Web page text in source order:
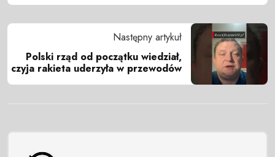
Następny artykuł
Polski rząd od początku wiedział,
czyja rakieta uderzyła w przewodów